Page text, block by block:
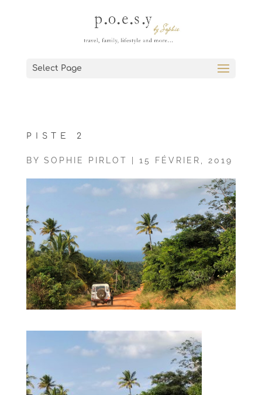
Select Page
PISTE 2
BY SOPHIE PIRLOT 15 FÉVRIER, 2019